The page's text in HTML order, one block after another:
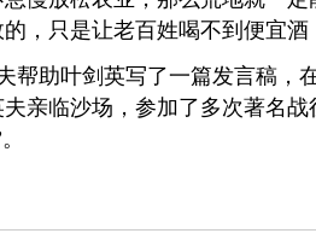
，只是让老百姓喝不到便宜
助叶剑英写了一篇发言稿，
亲临沙场，参加了多次著名